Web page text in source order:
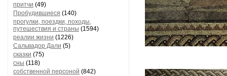
притчи (49)
Пробудившиеся (140)
прогулки, поездки, походы,
путешествия и страны (1594)
реалии жизни (1226)
Сальвадор Дали (5)
сказки (75)
сны (118)
собственной персоной (842)